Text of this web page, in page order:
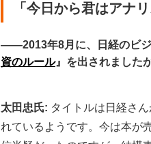
「今日から君はアナリ
――2013年8月に、日経のビ
資のルール』を出されました
太田忠氏: タイトルは日経さ
れているようです。今は本が